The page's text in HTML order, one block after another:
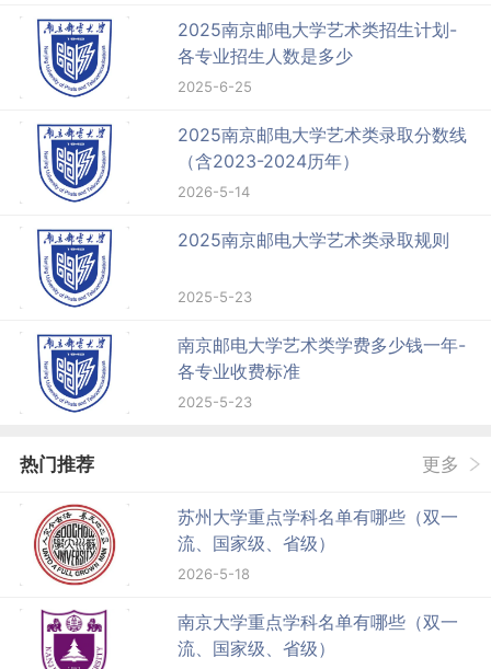
2025南京邮电大学艺术类招生计划-
各专业招生人数是多少
2025-6-25
2025南京邮电大学艺术类录取分数线
（含2023-2024历年）
2026-5-14
2025南京邮电大学艺术类录取规则
2025-5-23
南京邮电大学艺术类学费多少钱一年-
各专业收费标准
2025-5-23
热门推荐 更多
苏州大学重点学科名单有哪些（双一
流、国家级、省级）
2026-5-18
南京大学重点学科名单有哪些（双一
流、国家级、省级）